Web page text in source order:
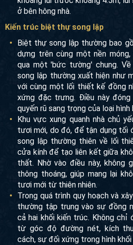
khoảng 2m, và lùi 2m ở bên hông
Kiến trúc biệt thự song lập
Biệt thự song lập thường bao
dựng trên cùng một nền
qua một 'bức tường' chung.
song lập thường xuất hiện như
với cùng một lối thiết kế đồng
xứng đặc trưng. Điều này
quyến rũ sang trọng của loại
Khu vực xung quanh nhà chủ
tươi mới, do đó, để tận dụng tối
song lập thường thiên về lối
cửa kính để tạo liên kết giữa
ngoại thất. Nhờ vào điều này,
mở và thông thoáng, giúp
và sự tươi mới từ thiên nhiên.
Trong quá trình quy hoạch và
lập thường tập trung vào sự
của cả hai khối kiến trúc.
nhất từ góc độ đường nét, kích
cách, sự đối xứng trong hình